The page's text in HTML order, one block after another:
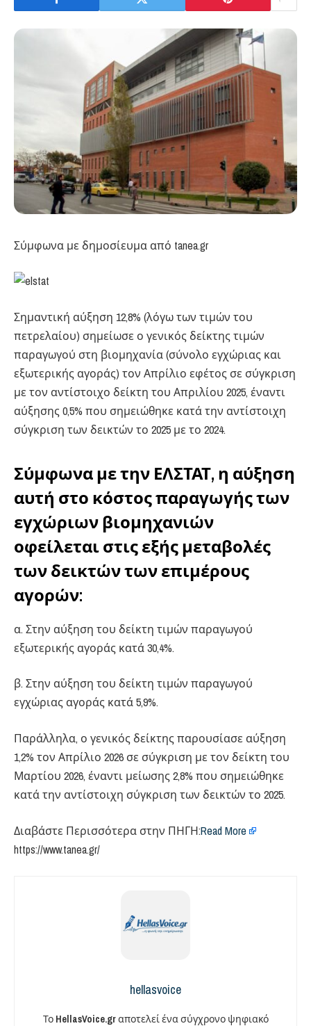
Σύμφωνα με δημοσίευμα από tanea.gr
Σημαντική αύξηση 12,8% (λόγω των τιμών του
πετρελαίου) σημείωσε ο γενικός δείκτης τιμών
παραγωγού στη βιομηχανία (σύνολο εγχώριας και
εξωτερικής αγοράς) τον Απρίλιο εφέτος σε σύγκριση
με τον αντίστοιχο δείκτη του Απριλίου 2025, έναντι
αύξησης 0,5% που σημειώθηκε κατά την αντίστοιχη
σύγκριση των δεικτών το 2025 με το 2024.
Σύμφωνα με την ΕΛΣΤΑΤ, η αύξηση
αυτή στο κόστος παραγωγής των
εγχώριων βιομηχανιών
οφείλεται στις εξής μεταβολές
των δεικτών των επιμέρους
αγορών:
α. Στην αύξηση του δείκτη τιμών παραγωγού
εξωτερικής αγοράς κατά 30,4%.
β. Στην αύξηση του δείκτη τιμών παραγωγού
εγχώριας αγοράς κατά 5,9%.
Παράλληλα, ο γενικός δείκτης παρουσίασε αύξηση
1,2% τον Απρίλιο 2026 σε σύγκριση με τον δείκτη του
Μαρτίου 2026, έναντι μείωσης 2,8% που σημειώθηκε
κατά την αντίστοιχη σύγκριση των δεικτών το 2025.
Διαβάστε Περισσότερα στην ΠΗΓΗ:Read More
https://www.tanea.gr/
hellasvoice
Το HellasVoice.grαποτελεί ένα σύγχρονο ψηφιακό